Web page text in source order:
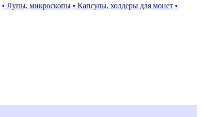
• Лупы, микроскопы • Капсулы, холдеры для монет •